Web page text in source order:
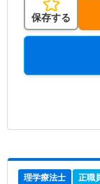
保存する
理学療法士 正職